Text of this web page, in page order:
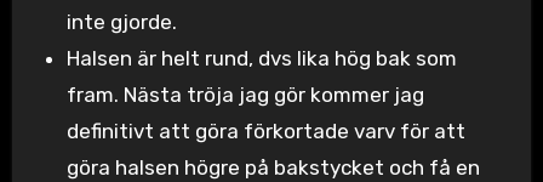
inte gjorde.
Halsen är helt rund, dvs lika hög bak som
fram. Nästa tröja jag gör kommer jag
definitivt att göra förkortade varv för att
göra halsen högre på bakstycket och få en